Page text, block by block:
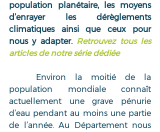
population planétaire, les moyens
d’enrayer les dérèglements
climatiques ainsi que ceux pour
nous y adapter. Retrouvez tous les
articles de notre série dédiée
population mondiale connaît
actuellement une grave pénurie
d’eau pendant au moins une partie
de l’année. Au Département nous